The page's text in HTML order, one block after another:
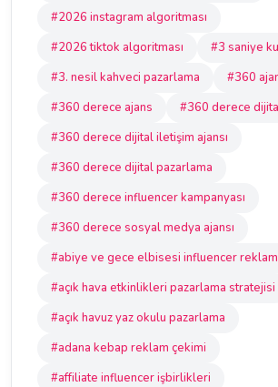
#2026 instagram algoritması
#2026 tiktok algoritması
#3 saniye
#3. nesil kahveci pazarlama
#360
#360 derece ajans
#360 derece
#360 derece dijital iletişim ajansı
#360 derece dijital pazarlama
#360 derece influencer kampanyası
#360 derece sosyal medya ajansı
#abiye ve gece elbisesi influencer
#açık hava etkinlikleri pazarlama stratejisi
#açık havuz yaz okulu pazarlama
#adana kebap reklam çekimi
#affiliate influencer işbirlikleri